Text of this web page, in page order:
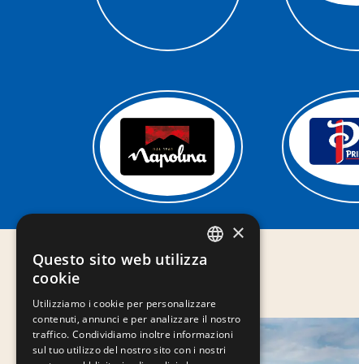
Stabilimenti
FOGGIA
×
Questo sito web utilizza
cookie
Utilizziamo i cookie per personalizzare
contenuti, annunci e per analizzare il nostro
traffico. Condividiamo inoltre informazioni
sul tuo utilizzo del nostro sito con i nostri